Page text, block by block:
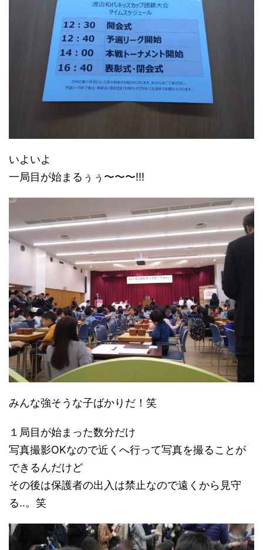
いよいよ
一局目が始まるぅぅ〜〜〜!!!
みんな強そうな子ばかりだ！笑
１局目が始まった数分だけ
写真撮影OKなので近くへ行って写真を撮ることが
できるんだけど
その後は保護者の出入は禁止なので遠くから見守
る‥。笑